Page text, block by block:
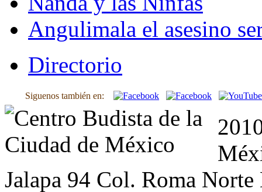
Angulimala el asesino
Directorio
Siguenos también en:
Jalapa 94 Col. Roma